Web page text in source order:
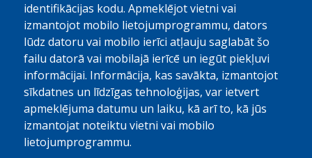
1 km OpenStreetMap contributors
identifikācijas kodu. Apmeklējot vietni vai
izmantojot mobilo lietojumprogrammu, dators
lūdz datoru vai mobilo ierīci atļauju saglabāt šo
failu datorā vai mobilajā ierīcē un iegūt piekļuvi
informācijai. Informācija, kas savākta, izmantojot
sīkdatnes un līdzīgas tehnoloģijas, var ietvert
apmeklējuma datumu un laiku, kā arī to, kā jūs
izmantojat noteiktu vietni vai mobilo
lietojumprogrammu.